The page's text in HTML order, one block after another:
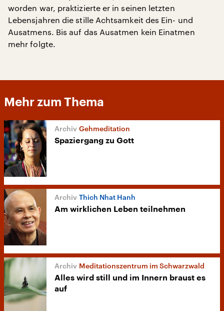
worden war, praktizierte er in seinen letzten
Lebensjahren die stille Achtsamkeit des Ein- und
Ausatmens. Bis auf das Ausatmen kein Einatmen
mehr folgte.
Mehr zum Thema
Gehmeditation
Spaziergang zu Gott
Thich Nhat Hanh
Am wirklichen Leben teilnehmen
Meditationszentrum im Schwarzwald
Alles wird still und im Innern braust es
auf